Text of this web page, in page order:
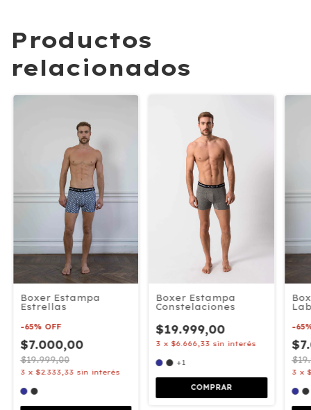
Productos
relacionados
Boxer Estampa
Estrellas
-65% OFF
$7.000,00
$19.999,00
3 x $2.333,33 sin interés
Boxer Estampa
Constelaciones
$19.999,00
3 x$6.666,33 sin interés
+1
COMPRAR
-65
3 x